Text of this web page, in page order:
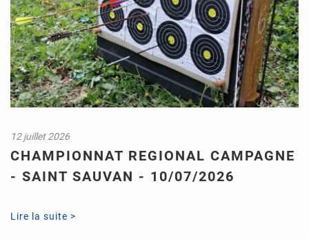
12 juillet 2026
CHAMPIONNAT REGIONAL CAMPAGNE
- SAINT SAUVAN - 10/07/2026
Lire la suite >